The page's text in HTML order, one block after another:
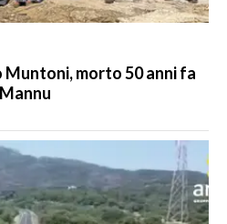
morto 50 anni fa